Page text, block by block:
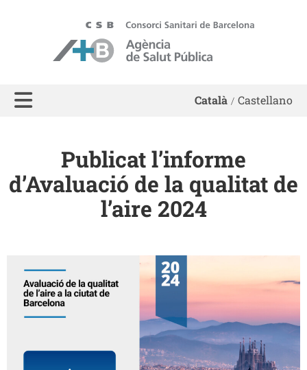
ASPB - Agència de Salut Pública de Barcelona
Català Castellano
Publicat l’informe
d’Avaluació de la qualitat de
l’aire 2024